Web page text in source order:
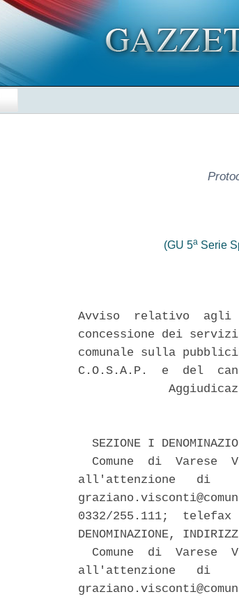
(GU 5aSerie
Avviso  relativo  agli
concessione dei
comunale sulla
C.O.S.A.P.  e  del
SEZIONE I
Comune  di  Varese
all'attenzione   di
0332/255.111;
DENOMINAZIONE,
Comune  di  Varese
all'attenzione   di